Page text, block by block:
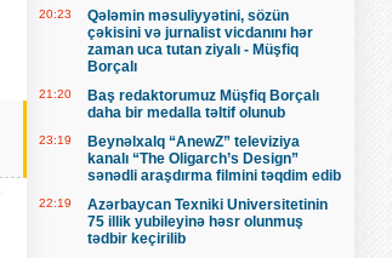
20:23
Qələmin məsuliyyətini, sözün
çəkisini və jurnalist vicdanını hər
zaman uca tutan ziyalı - Müşfiq
Borçalı
21:20
Baş redaktorumuz Müşfiq Borçalı
daha bir medalla təltif olunub
23:19
Beynəlxalq “AnewZ” televiziya
kanalı “The Oligarch’s Design”
sənədli araşdırma filmini təqdim edib
22:19
Azərbaycan Texniki Universitetinin
75 illik yubileyinə həsr olunmuş
tədbir keçirilib